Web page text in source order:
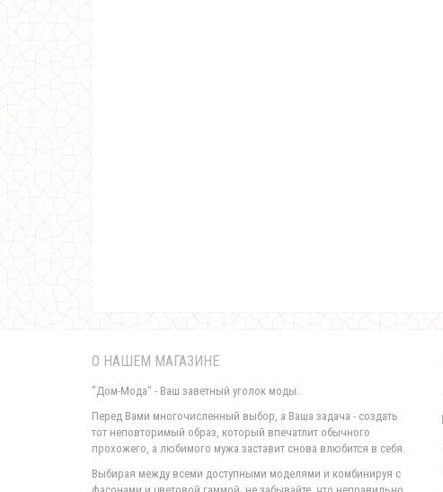
О НАШЕМ МАГАЗИНЕ
"Дом-Мода" - Ваш заветный уголок моды.
Перед Вами многочисленный выбор, а Ваша задача - создать
тот неповторимый образ, который впечатлит обычного
прохожего, а любимого мужа заставит снова влюбится в себя.
Выбирая между всеми доступными моделями и комбинируя с